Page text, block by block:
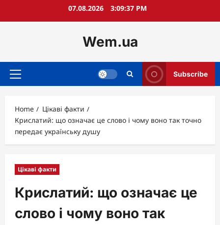
07.08.2026 3:09:38 PM
Wem.ua
Primary
Subscribe
Home
Цікаві факти
Крислатий: що означає це слово і чому воно так точно
передає українську душу
Цікаві факти
Крислатий: що означає це
слово і чому воно так